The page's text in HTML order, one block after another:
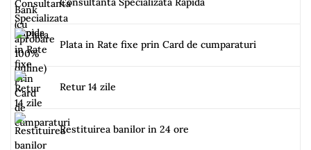
Plata in Rate fixe prin Card de cumparaturi
Retur 14 zile
Restituirea banilor in 24 ore